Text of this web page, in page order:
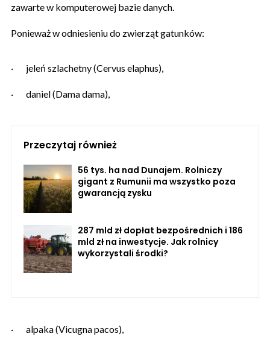
zawarte w komputerowej bazie danych.
Ponieważ w odniesieniu do zwierząt gatunków:
· jeleń szlachetny (Cervus elaphus),
· daniel (Dama dama),
Przeczytaj również
56 tys. ha nad Dunajem. Rolniczy
gigant z Rumunii ma wszystko poza
gwarancją zysku
287 mld zł dopłat bezpośrednich i 186
mld zł na inwestycje. Jak rolnicy
wykorzystali środki?
· alpaka (Vicugna pacos),